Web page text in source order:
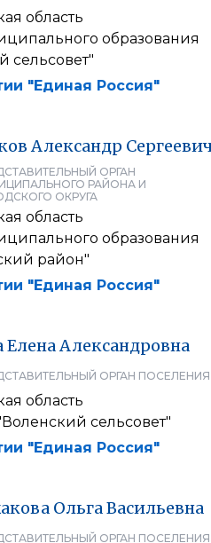
область
образования
сельсовет"
"Единая Россия"
Александр
ОРГАН
РАЙОНА И
ОКРУГА
область
образования
район"
"Единая Россия"
ЕленаАлександровна
ОРГАН ПОСЕЛЕНИЯ
область
сельсовет"
"Единая Россия"
ОльгаВасильевна
ОРГАН ПОСЕЛЕНИЯ